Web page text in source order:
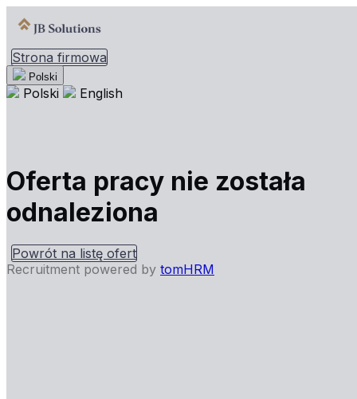
Strona firmowa
Polski
Polski English
Oferta pracy nie została
odnaleziona
Powrót na listę ofert
Recruitment powered by tomHRM